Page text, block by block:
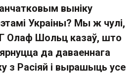
выніку
Украіны? Мы ж чулі,
Олаф Шольц казаў, што
да даваеннага
з Расіяй і вырашыць усе